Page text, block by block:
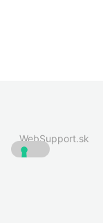
WebSupport.sk